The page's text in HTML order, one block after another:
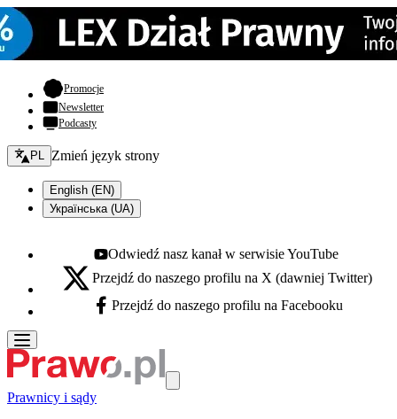
Promocje- otwiera się w nowej karcie
Newsletter
Podcasty
Zmień język - bieżący:
PL Zmień język strony
English (EN)
Українська (UA)
Youtube - otwiera się w nowej karcie
Odwiedź nasz kanał w serwisie YouTube
X - otwiera się w nowej karcie
Przejdź do naszego profilu na X (dawniej Twitter)
Facebook - otwiera się w nowej karcie
Przejdź do naszego profilu na Facebooku
Prawnicy i sądy